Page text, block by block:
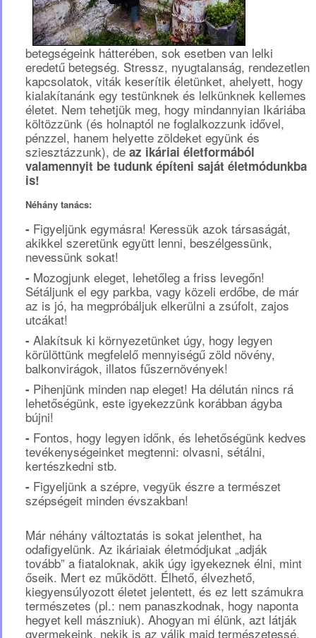
betegségeink hátterében, sok esetben van lelki
eredetű betegség. Stressz, nyugtalanság, rendezetlen
kapcsolatok, viták keserítik életünket, ahelyett, hogy
kialakítanánk egy testünknek és lelkünknek kellemes
életet. Nem tehetjük meg, hogy mindannyian Ikáriába
költözzünk (és holnaptól ne foglalkozzunk idővel,
pénzzel, hanem helyette zöldeket együnk és
sziesztázzunk), deaz ikáriai életformából
valamennyit be tudunk építeni saját életmódunkba
is!
Néhány tanács:
- Figyeljünk egymásra! Keressük azok társaságát,
akikkel szeretünk együtt lenni, beszélgessünk,
nevessünk sokat!
- Mozogjunk eleget, lehetőleg a friss levegőn!
Sétáljunk el egy parkba, vagy közeli erdőbe, de már
az is jó, ha megpróbáljuk elkerülni a zsúfolt, zajos
utcákat!
- Alakítsuk ki környezetünket úgy, hogy legyen
körülöttünk megfelelő mennyiségű zöld növény,
balkonvirágok, illatos fűszernövények!
- Pihenjünk minden nap eleget! Ha délután nincs rá
lehetőségünk, este igyekezzünk korábban ágyba
bújni!
- Fontos, hogy legyen időnk, és lehetőségünk kedves
tevékenységeinket megtenni: olvasni, sétálni,
kertészkedni stb.
- Figyeljünk a szépre, vegyük észre a természet
szépségeit minden évszakban!
Már néhány változtatás is sokat jelenthet, ha
odafigyelünk. Az ikáriaiak életmódjukat „adják
tovább” a fiataloknak, akik úgy igyekeznek élni, mint
őseik. Mert ez működött. Élhető, élvezhető,
kiegyensúlyozott életet jelentett, és ez lett számukra
természetes (pl.: nem panaszkodnak, hogy naponta
hegyet kell mászniuk). Ahogyan mi élünk, azt látják
gyermekeink, nekik is az válik majd természetessé.